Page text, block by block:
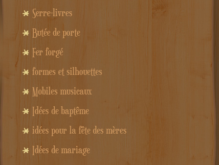
Serre-livres
Butée de porte
Fer forgé
formes et silhouettes
Mobiles musicaux
Idées de baptême
idées pour la fête des mères
Idées de mariage